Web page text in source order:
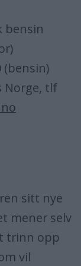
bensin
(bensin)
Norge, tlf
sitt nye
mener selv
trinn opp
vil